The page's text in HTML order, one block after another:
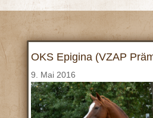
OKS Epigina (VZAP
9. Mai 2016